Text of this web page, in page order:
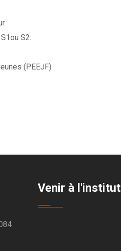
S2.
(PEEJF)
Venir à l'institut